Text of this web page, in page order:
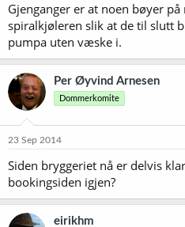
Gjenganger er at noen bøyer
spiralkjøleren slik at de til slutt
pumpa uten væske i.
Per Øyvind Arnesen
Dommerkomite
23 Sep 2014
Siden bryggeriet nå er delvis
bookingsiden igjen?
eirikhm